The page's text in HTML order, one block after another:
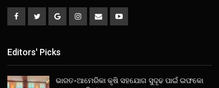
Editors' Picks
ଭାରତ-ଆମେରିକା କୃଷି ସହଯୋଗ ସୁଦୃଢ ପାଇଁ ଇଫକୋ